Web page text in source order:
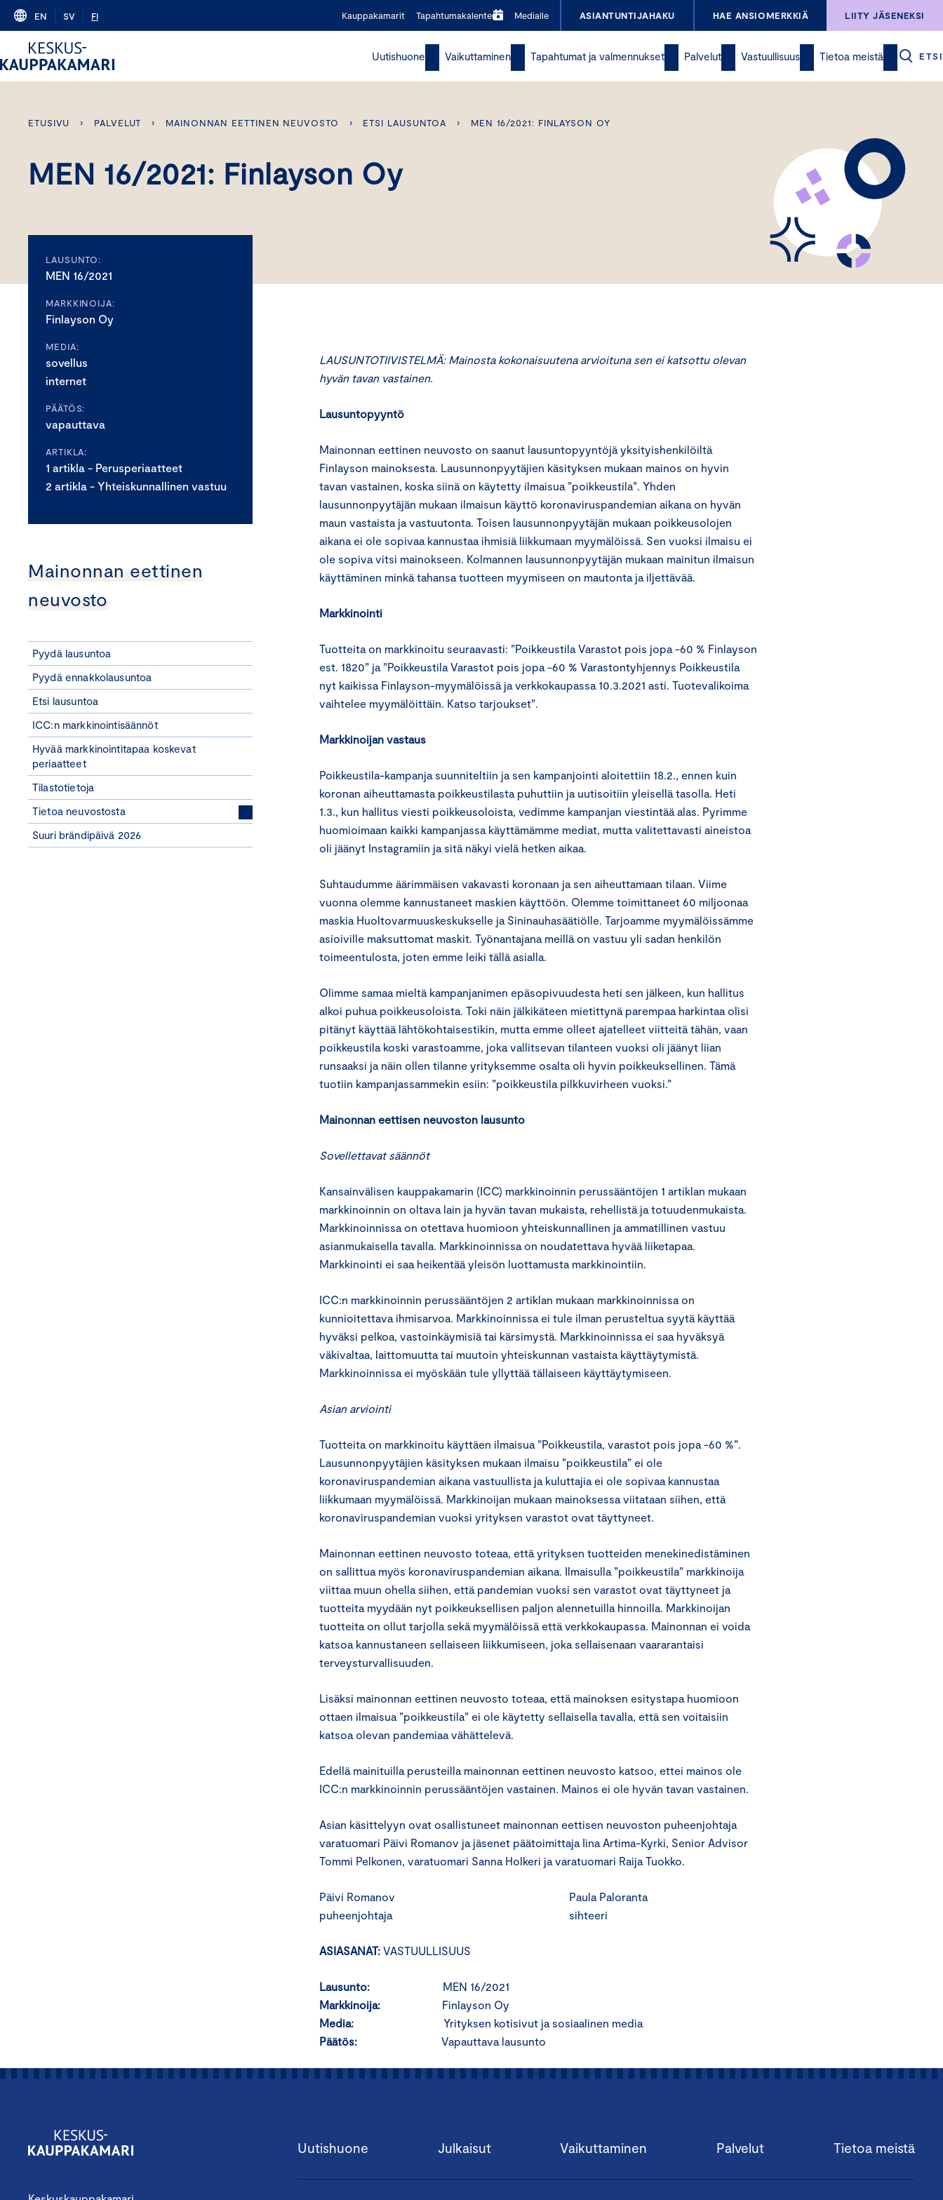
Skip
content
EN SV FI Kauppakamarit Tapahtumakalenteri Medialle ASIANTUNTIJAHAKU HAE ANSIOMERKKIÄ LIITY JÄSENEKSI
Uutishuone Vaikuttaminen Tapahtumat ja valmennukset Palvelut Vastuullisuus Tietoa meistä ETSI
ETUSIVU › PALVELUT › MAINONNAN EETTINEN NEUVOSTO › ETSI LAUSUNTOA › MEN 16/2021: FINLAYSON OY
MEN 16/2021: Finlayson Oy
LAUSUNTO:
MEN 16/2021
MARKKINOIJA:
Finlayson Oy
MEDIA:
sovellus
internet
PÄÄTÖS:
vapauttava
ARTIKLA:
1 artikla - Perusperiaatteet
2 artikla - Yhteiskunnallinen vastuu
Mainonnan eettinen
neuvosto
Pyydä lausuntoa
Pyydä ennakkolausuntoa
Etsi lausuntoa
ICC:n markkinointisäännöt
Hyvää markkinointitapaa koskevat
periaatteet
Tilastotietoja
Tietoa neuvostosta
Suuri brändipäivä 2026
LAUSUNTOTIIVISTELMÄ: Mainosta kokonaisuutena arvioituna sen ei katsottu olevan
hyvän tavan vastainen.
Lausuntopyyntö
Mainonnan eettinen neuvosto on saanut lausuntopyyntöjä yksityishenkilöiltä
Finlayson mainoksesta. Lausunnonpyytäjien käsityksen mukaan mainos on hyvin
tavan vastainen, koska siinä on käytetty ilmaisua ”poikkeustila”. Yhden
lausunnonpyytäjän mukaan ilmaisun käyttö koronaviruspandemian aikana on hyvän
maun vastaista ja vastuutonta. Toisen lausunnonpyytäjän mukaan poikkeusolojen
aikana ei ole sopivaa kannustaa ihmisiä liikkumaan myymälöissä. Sen vuoksi ilmaisu ei
ole sopiva vitsi mainokseen. Kolmannen lausunnonpyytäjän mukaan mainitun ilmaisun
käyttäminen minkä tahansa tuotteen myymiseen on mautonta ja iljettävää.
Markkinointi
Tuotteita on markkinoitu seuraavasti: ”Poikkeustila Varastot pois jopa -60 % Finlayson
est. 1820” ja ”Poikkeustila Varastot pois jopa -60 % Varastontyhjennys Poikkeustila
nyt kaikissa Finlayson-myymälöissä ja verkkokaupassa 10.3.2021 asti. Tuotevalikoima
vaihtelee myymälöittäin. Katso tarjoukset”.
Markkinoijan vastaus
Poikkeustila-kampanja suunniteltiin ja sen kampanjointi aloitettiin 18.2., ennen kuin
koronan aiheuttamasta poikkeustilasta puhuttiin ja uutisoitiin yleisellä tasolla. Heti
1.3., kun hallitus viesti poikkeusoloista, vedimme kampanjan viestintää alas. Pyrimme
huomioimaan kaikki kampanjassa käyttämämme mediat, mutta valitettavasti aineistoa
oli jäänyt Instagramiin ja sitä näkyi vielä hetken aikaa.
Suhtaudumme äärimmäisen vakavasti koronaan ja sen aiheuttamaan tilaan. Viime
vuonna olemme kannustaneet maskien käyttöön. Olemme toimittaneet 60 miljoonaa
maskia Huoltovarmuuskeskukselle ja Sininauhasäätiölle. Tarjoamme myymälöissämme
asioiville maksuttomat maskit. Työnantajana meillä on vastuu yli sadan henkilön
toimeentulosta, joten emme leiki tällä asialla.
Olimme samaa mieltä kampanjanimen epäsopivuudesta heti sen jälkeen, kun hallitus
alkoi puhua poikkeusoloista. Toki näin jälkikäteen mietittynä parempaa harkintaa olisi
pitänyt käyttää lähtökohtaisestikin, mutta emme olleet ajatelleet viitteitä tähän, vaan
poikkeustila koski varastoamme, joka vallitsevan tilanteen vuoksi oli jäänyt liian
runsaaksi ja näin ollen tilanne yrityksemme osalta oli hyvin poikkeuksellinen. Tämä
tuotiin kampanjassammekin esiin: ”poikkeustila pilkkuvirheen vuoksi.”
Mainonnan eettisen neuvoston lausunto
Sovellettavat säännöt
Kansainvälisen kauppakamarin (ICC) markkinoinnin perussääntöjen 1 artiklan mukaan
markkinoinnin on oltava lain ja hyvän tavan mukaista, rehellistä ja totuudenmukaista.
Markkinoinnissa on otettava huomioon yhteiskunnallinen ja ammatillinen vastuu
asianmukaisella tavalla. Markkinoinnissa on noudatettava hyvää liiketapaa.
Markkinointi ei saa heikentää yleisön luottamusta markkinointiin.
ICC:n markkinoinnin perussääntöjen 2 artiklan mukaan markkinoinnissa on
kunnioitettava ihmisarvoa. Markkinoinnissa ei tule ilman perusteltua syytä käyttää
hyväksi pelkoa, vastoinkäymisiä tai kärsimystä. Markkinoinnissa ei saa hyväksyä
väkivaltaa, laittomuutta tai muutoin yhteiskunnan vastaista käyttäytymistä.
Markkinoinnissa ei myöskään tule yllyttää tällaiseen käyttäytymiseen.
Asian arviointi
Tuotteita on markkinoitu käyttäen ilmaisua ”Poikkeustila, varastot pois jopa -60 %”.
Lausunnonpyytäjien käsityksen mukaan ilmaisu ”poikkeustila” ei ole
koronaviruspandemian aikana vastuullista ja kuluttajia ei ole sopivaa kannustaa
liikkumaan myymälöissä. Markkinoijan mukaan mainoksessa viitataan siihen, että
koronaviruspandemian vuoksi yrityksen varastot ovat täyttyneet.
Mainonnan eettinen neuvosto toteaa, että yrityksen tuotteiden menekinedistäminen
on sallittua myös koronaviruspandemian aikana. Ilmaisulla ”poikkeustila” markkinoija
viittaa muun ohella siihen, että pandemian vuoksi sen varastot ovat täyttyneet ja
tuotteita myydään nyt poikkeuksellisen paljon alennetuilla hinnoilla. Markkinoijan
tuotteita on ollut tarjolla sekä myymälöissä että verkkokaupassa. Mainonnan ei voida
katsoa kannustaneen sellaiseen liikkumiseen, joka sellaisenaan vaararantaisi
terveysturvallisuuden.
Lisäksi mainonnan eettinen neuvosto toteaa, että mainoksen esitystapa huomioon
ottaen ilmaisua ”poikkeustila” ei ole käytetty sellaisella tavalla, että sen voitaisiin
katsoa olevan pandemiaa vähättelevä.
Edellä mainituilla perusteilla mainonnan eettinen neuvosto katsoo, ettei mainos ole
ICC:n markkinoinnin perussääntöjen vastainen. Mainos ei ole hyvän tavan vastainen.
Asian käsittelyyn ovat osallistuneet mainonnan eettisen neuvoston puheenjohtaja
varatuomari Päivi Romanov ja jäsenet päätoimittaja Iina Artima-Kyrki, Senior Advisor
Tommi Pelkonen, varatuomari Sanna Holkeri ja varatuomari Raija Tuokko.
Päivi Romanov Paula Paloranta
puheenjohtaja sihteeri
ASIASANAT: VASTUULLISUUS
Lausunto: MEN 16/2021
Markkinoija: Finlayson Oy
Media: Yrityksen kotisivut ja sosiaalinen media
Päätös: Vapauttava lausunto
Uutishuone Julkaisut Vaikuttaminen Palvelut Tietoa meistä